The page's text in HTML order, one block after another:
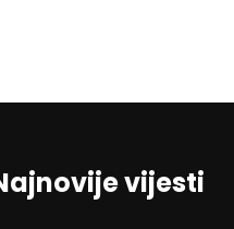
vijesti